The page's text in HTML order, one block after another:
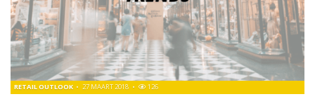
RETAIL OUTLOOK 27 MAART 2018 126